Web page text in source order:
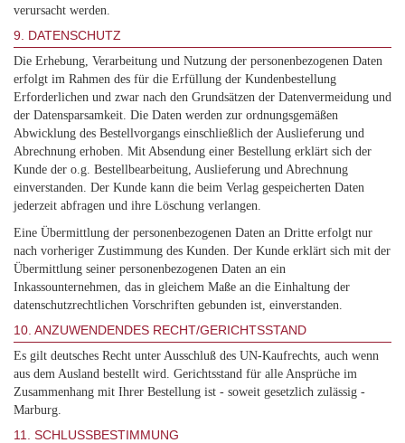
verursacht werden.
9. DATENSCHUTZ
Die Erhebung, Verarbeitung und Nutzung der personenbezogenen Daten
erfolgt im Rahmen des für die Erfüllung der Kundenbestellung
Erforderlichen und zwar nach den Grundsätzen der Datenvermeidung und
der Datensparsamkeit. Die Daten werden zur ordnungsgemäßen
Abwicklung des Bestellvorgangs einschließlich der Auslieferung und
Abrechnung erhoben. Mit Absendung einer Bestellung erklärt sich der
Kunde der o.g. Bestellbearbeitung, Auslieferung und Abrechnung
einverstanden. Der Kunde kann die beim Verlag gespeicherten Daten
jederzeit abfragen und ihre Löschung verlangen.
Eine Übermittlung der personenbezogenen Daten an Dritte erfolgt nur
nach vorheriger Zustimmung des Kunden. Der Kunde erklärt sich mit der
Übermittlung seiner personenbezogenen Daten an ein
Inkassounternehmen, das in gleichem Maße an die Einhaltung der
datenschutzrechtlichen Vorschriften gebunden ist, einverstanden.
10. ANZUWENDENDES RECHT/GERICHTSSTAND
Es gilt deutsches Recht unter Ausschluß des UN-Kaufrechts, auch wenn
aus dem Ausland bestellt wird. Gerichtsstand für alle Ansprüche im
Zusammenhang mit Ihrer Bestellung ist - soweit gesetzlich zulässig -
Marburg.
11. SCHLUSSBESTIMMUNG